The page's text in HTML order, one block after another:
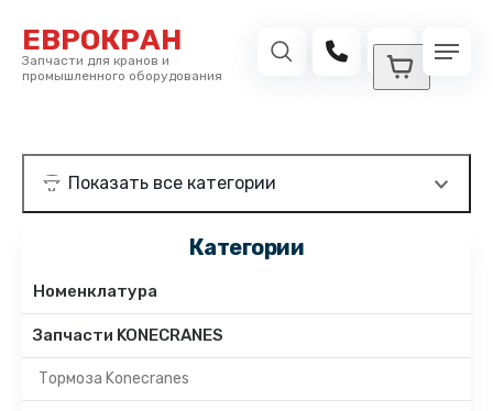
ЕВРОКРАН
Запчасти для кранов и
промышленного оборудования
Категории
Номенклатура
Запчасти KONECRANES
Тормоза Konecranes